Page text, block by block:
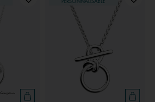
PERSONNALISABLE